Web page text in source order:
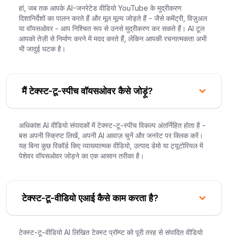
हां, जब तक आपके AI-जनरेटेड वीडियो YouTube के मुद्रीकरण
दिशानिर्देशों का पालन करते हैं और मूल मूल्य जोड़ते हैं - जैसे कमेंट्री, विज़ुअल
या वॉयसओवर - आप निश्चित रूप से उनसे मुद्रीकरण कर सकते हैं। AI टूल
आपको तेज़ी से निर्माण करने में मदद करते हैं, लेकिन आपकी रचनात्मकता अभी
भी जादुई घटक है।
मैं टेक्स्ट-टू-स्पीच वॉयसओवर कैसे जोड़ूं?
अधिकांश AI वीडियो संपादकों में टेक्स्ट-टू-स्पीच विकल्प अंतर्निहित होता है -
बस अपनी स्क्रिप्ट लिखें, अपनी AI आवाज़ चुनें और जनरेट पर क्लिक करें।
यह बिना कुछ रिकॉर्ड किए व्याख्यात्मक वीडियो, उत्पाद डेमो या ट्यूटोरियल में
पेशेवर वॉयसओवर जोड़ने का एक आसान तरीका है।
टेक्स्ट-टू-वीडियो एआई कैसे काम करता है?
टेक्स्ट-टू-वीडियो AI लिखित टेक्स्ट प्रॉम्प्ट को पूरी तरह से संपादित वीडियो